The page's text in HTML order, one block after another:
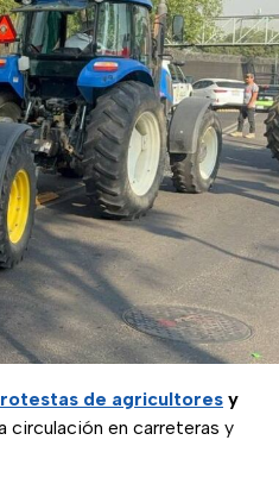
de agricultores y
circulación en carreteras y